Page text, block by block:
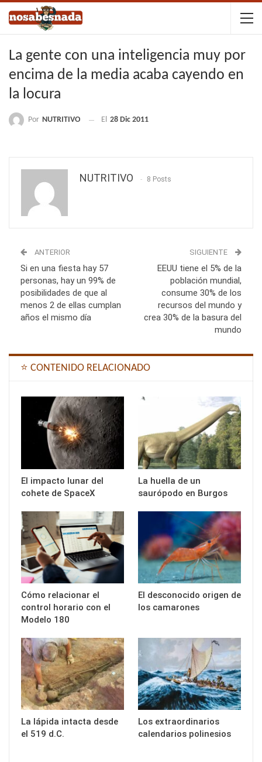
La gente con una inteligencia muy por
encima de la media acaba cayendo en
la locura
Por NUTRITIVO El 28 Dic 2011
NUTRITIVO 8 Posts
ANTERIOR
Si en una fiesta hay 57
personas, hay un 99% de
posibilidades de que al
menos 2 de ellas cumplan
años el mismo día
SIGUIENTE
EEUU tiene el 5% de la
población mundial,
consume 30% de los
recursos del mundo y
crea 30% de la basura del
mundo
⭐ CONTENIDO RELACIONADO
El impacto lunar del
cohete de SpaceX
La huella de un
saurópodo en Burgos
Cómo relacionar el
control horario con el
Modelo 180
El desconocido origen de
los camarones
La lápida intacta desde
el 519 d.C.
Los extraordinarios
calendarios polinesios